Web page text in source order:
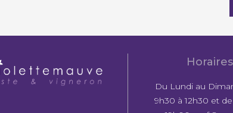
Horaires
Du Lundi au
9h30 à 12h30 et de